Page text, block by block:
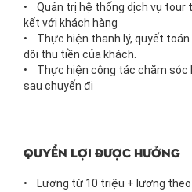
• Quản trị hệ thống dịch vụ tour
kết với khách hàng
• Thực hiện thanh lý, quyết toán
dõi thu tiền của khách.
• Thực hiện công tác chăm sóc
sau chuyến đi
Quyền lợi được hưởng
• Lương từ 10 triệu + lương theo